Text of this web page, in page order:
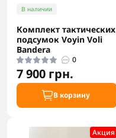
В наличии
Комплект тактических
подсумок Voyin Voli
Bandera
0
7 900 грн.
В корзину
Акция